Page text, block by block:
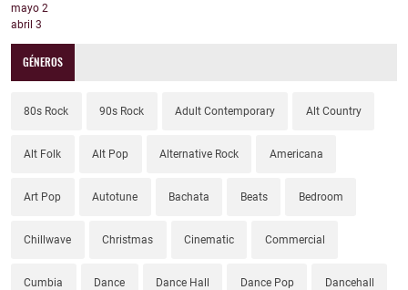
mayo 2
abril 3
GÉNEROS
80s Rock 90s Rock Adult Contemporary Alt Country
Alt Folk Alt Pop Alternative Rock Americana
Art Pop Autotune Bachata Beats Bedroom
Chillwave Christmas Cinematic Commercial
Cumbia Dance Dance Hall Dance Pop Dancehall